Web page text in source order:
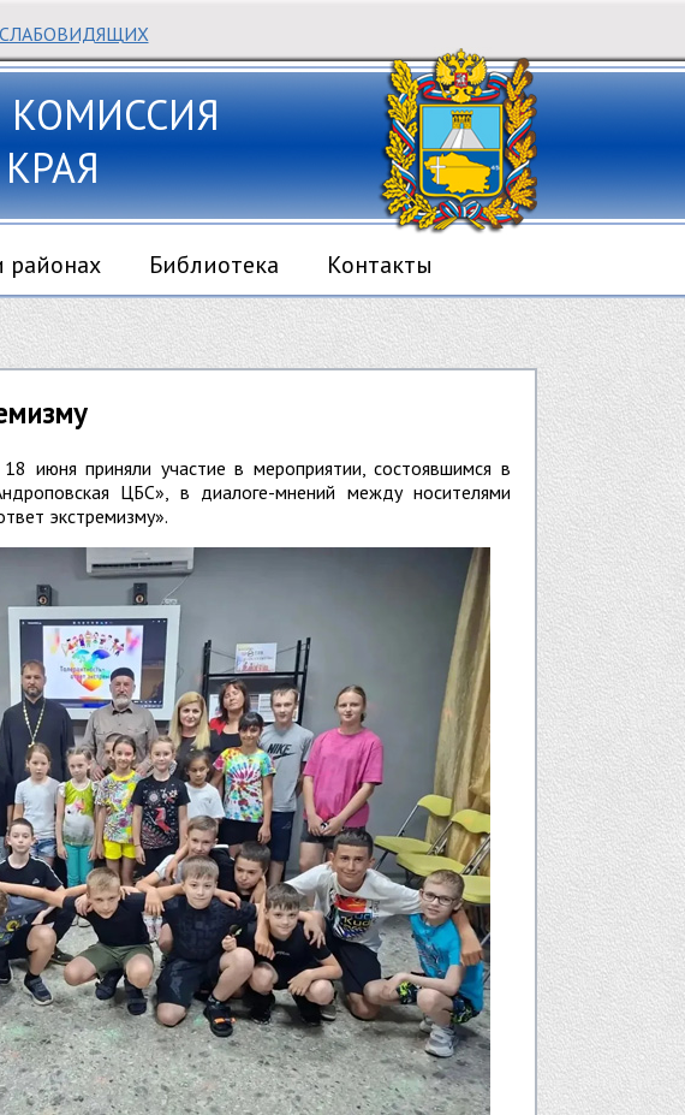
КОМИССИЯ
районах Библиотека Контакты
июня приняли участие в мероприятии, состоявшимся в
ЦБС», в диалоге-мнений между носителями
экстремизму».